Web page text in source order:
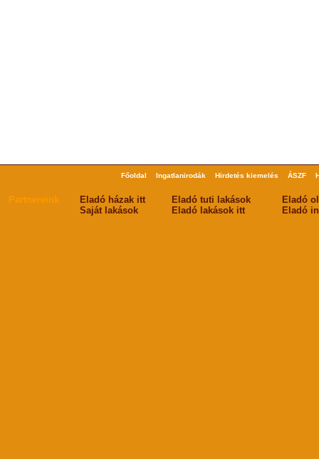
Főoldal Ingatlanirodák Hirdetés kiemelés ÁSZF
Partnereink Eladó házak itt Eladó tuti lakások
Eladó
Saját lakások
Eladó lakások itt Eladó